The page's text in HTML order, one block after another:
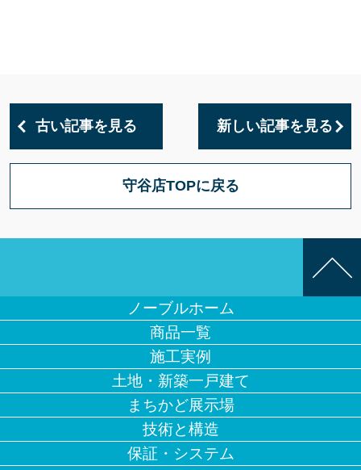
古い記事を見る 新しい記事を見る
守谷店TOPに戻る
ノーブルホーム
商品一覧
施工実例
土地・新築一戸建て
まちかど展示場
技術と構造
保証・システム